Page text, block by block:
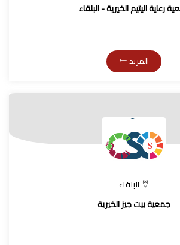
رعاية اليتيم الخيرية - البلقاء
المزيد
البلقاء
جمعية بيت جيز الخيرية